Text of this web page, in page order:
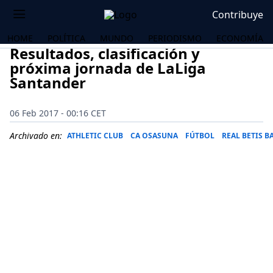
Contribuye
HOME POLÍTICA MUNDO PERIODISMO ECONOMÍA
Resultados, clasificación y
próxima jornada de LaLiga
Santander
06 Feb 2017 - 00:16 CET
Archivado en: ATHLETIC CLUB CA OSASUNA FÚTBOL REAL BETIS